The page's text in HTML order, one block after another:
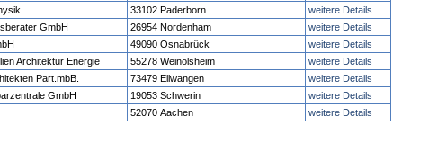
33102 Paderborn
weitere Details
GmbH 26954 Nordenham
weitere Details
49090 Osnabrück
weitere Details
Architektur Energie 55278 Weinolsheim
weitere Details
Part.mbB. 73479 Ellwangen
weitere Details
GmbH 19053 Schwerin
weitere Details
52070 Aachen weitere Details